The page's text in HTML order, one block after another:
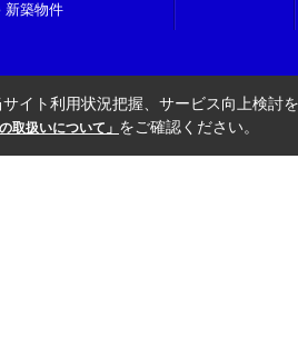
新築物件
イト利用状況把握、サービス向上検討
取扱いについて」 をご確認ください。